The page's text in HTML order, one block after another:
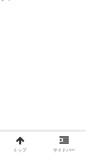
トップ サイドバー